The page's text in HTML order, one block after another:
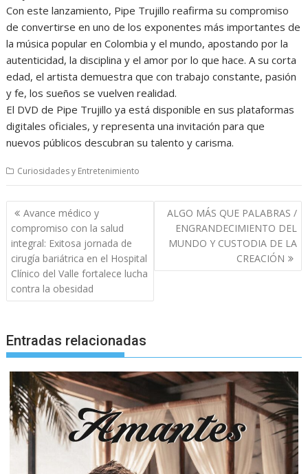
Con este lanzamiento, Pipe Trujillo reafirma su compromiso
de convertirse en uno de los exponentes más importantes de
la música popular en Colombia y el mundo, apostando por la
autenticidad, la disciplina y el amor por lo que hace. A su corta
edad, el artista demuestra que con trabajo constante, pasión
y fe, los sueños se vuelven realidad.
El DVD de Pipe Trujillo ya está disponible en sus plataformas
digitales oficiales, y representa una invitación para que
nuevos públicos descubran su talento y carisma.
Curiosidades y Entretenimiento
Navegación
de
entradas
Avance médico y
compromiso con la salud
integral: Exitosa jornada de
cirugía bariátrica en el Hospital
Clínico del Valle fortalece lucha
contra la obesidad
ALGO MÁS QUE PALABRAS /
ENGRANDECIMIENTO DEL
MUNDO Y CUSTODIA DE LA
CREACIÓN
Entradas relacionadas